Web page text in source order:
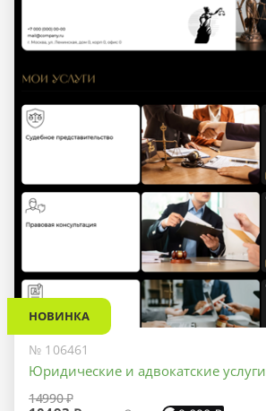
НОВИНКА
№ 106461
Юридические и адвокатские услуги
14990 ₽